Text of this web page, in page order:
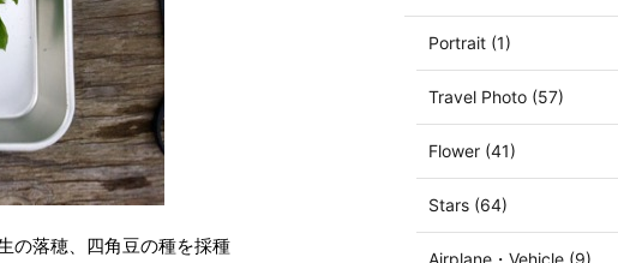
の落穂、四角豆の種を採種
Portrait (1)
Travel Photo (57)
Flower (41)
Stars (64)
Airplane・Vehicle (9)